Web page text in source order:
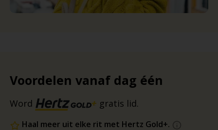
Voordelen vanaf dag één
Word gratis lid.
Haal meer uit elke rit met Hertz Gold+.